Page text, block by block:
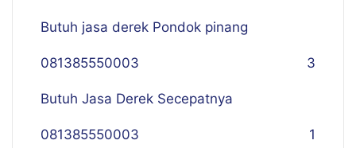
Butuh jasa derek Pondok pinang
081385550003 3
Butuh Jasa Derek Secepatnya
081385550003 1